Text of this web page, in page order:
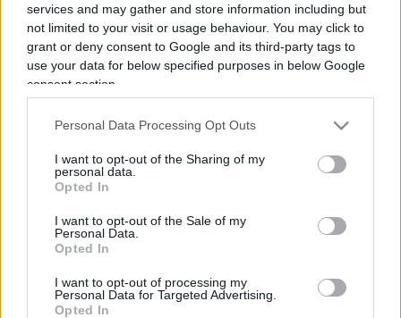
services and may gather and store information including but
not limited to your visit or usage behaviour. You may click to
grant or deny consent to Google and its third-party tags to
use your data for below specified purposes in below Google
consent section.
Personal Data Processing Opt Outs
I want to opt-out of the Sharing of my
personal data.
Opted In
I want to opt-out of the Sale of my
Personal Data.
Opted In
I want to opt-out of processing my
Personal Data for Targeted Advertising.
Opted In
Nicolaporro.it è anche su Whatsapp. È
sufficientecliccare qui per iscriversi al canale ed
essere sempre aggiornati (gratis).
#LA RIPARTENZA
SEDUTE SATIRICHE
Vignetta del 04/08/2026